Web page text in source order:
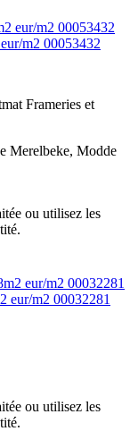
m2 00053432
Frameries et
Merelbeke, Modde
ou utilisez les
eur/m2 00032281
ou utilisez les